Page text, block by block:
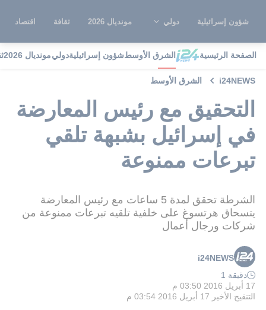
شؤون إسرائيلية دولي مونديال 2026 ثقافة اقتصاد
الصفحة الرئيسية الشرق الأوسطشؤون إسرائيليةدوليمونديال 2026
i24NEWS الشرق الأوسط
التحقيق مع رئيس المعارضة
في إسرائيل بشبهة تلقي
تبرعات ممنوعة
الشرطة تحقق لمدة 5 ساعات مع رئيس المعارضة
يتسحاق هرتسوغ على خلفية تلقيه تبرعات ممنوعة من
شركات ورجال أعمال
i24NEWS
دقيقة 1
17 أبريل 2016 03:50 م
التنقيح الأخير 17 أبريل 2016 03:54 م